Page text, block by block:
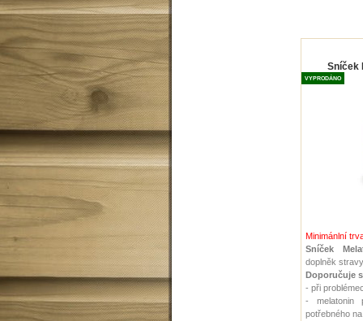
Sníček
VYPRODÁNO
Minimánlní
Sníček
doplněk
Doporučuje
- při
- melatonin
potřebného